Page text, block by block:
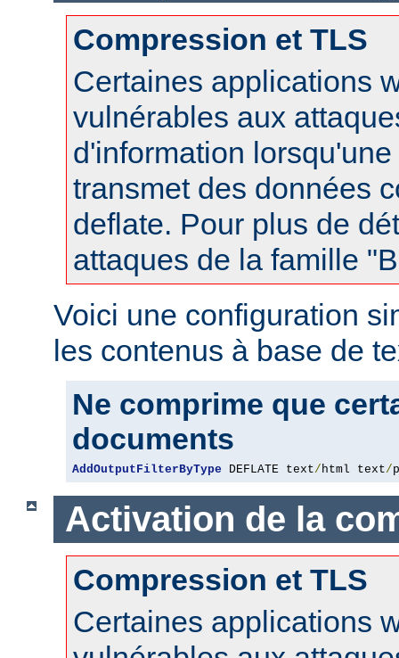
Compression et TLS
Certaines applications
vulnérables aux
d'information
transmet des données
deflate. Pour plus de
attaques de la famille
Voici une configuration
les contenus à base de
Ne comprime que
documents
AddOutputFilterByType DEFLATE text/html text/
Activation de la
Compression et TLS
Certaines applications